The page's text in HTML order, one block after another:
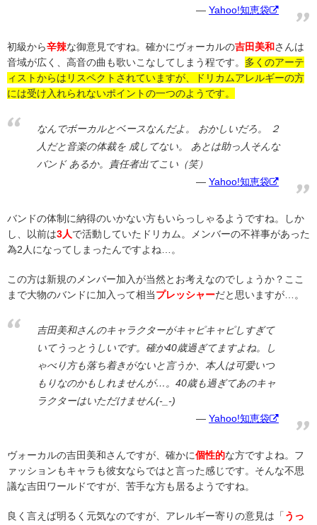
Yahoo!知恵袋
初級から辛辣な御意見ですね。確かにヴォーカルの吉田美和さんは
音域が広く、高音の曲も歌いこなしてしまう程です。 多くのアーテ
ィストからはリスペクトされていますが、ドリカムアレルギーの方
には受け入れられないポイントの一つのようです。
なんでボーカルとベースなんだよ。 おかしいだろ。 ２
人だと音楽の体裁を 成してない。 あとは助っ人そんな
バンド あるか。責任者出てこい（笑）
Yahoo!知恵袋
バンドの体制に納得のいかない方もいらっしゃるようですね。しか
し、以前は3人で活動していたドリカム。メンバーの不祥事があった
為2人になってしまったんですよね…。
この方は新規のメンバー加入が当然とお考えなのでしょうか？ここ
まで大物のバンドに加入って相当プレッシャーだと思いますが…。
吉田美和さんのキャラクターがキャピキャピしすぎて
いてうっとうしいです。確か40歳過ぎてますよね。し
ゃべり方も落ち着きがないと言うか、本人は可愛いつ
もりなのかもしれませんが…。40歳も過ぎてあのキャ
ラクターはいただけません(-_-)
Yahoo!知恵袋
ヴォーカルの吉田美和さんですが、確かに個性的な方ですよね。フ
ァッションもキャラも彼女ならではと言った感じです。そんな不思
議な吉田ワールドですが、苦手な方も居るようですね。
良く言えば明るく元気なのですが、アレルギー寄りの意見は「 うっ